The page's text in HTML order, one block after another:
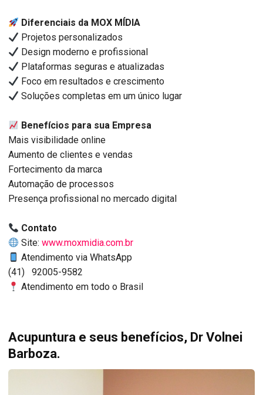
Diferenciais da MOX MÍDIA
Projetos personalizados
Design moderno e profissional
Plataformas seguras e atualizadas
Foco em resultados e crescimento
Soluções completas em um único lugar
Benefícios para sua Empresa
Mais visibilidade online
Aumento de clientes e vendas
Fortecimento da marca
Automação de processos
Presença profissional no mercado digital
Contato
Site:www.moxmidia.com.br
Atendimento via WhatsApp
(41) 92005-9582
Atendimento em todo o Brasil
Acupuntura e seus benefícios, Dr Volnei
Barboza.